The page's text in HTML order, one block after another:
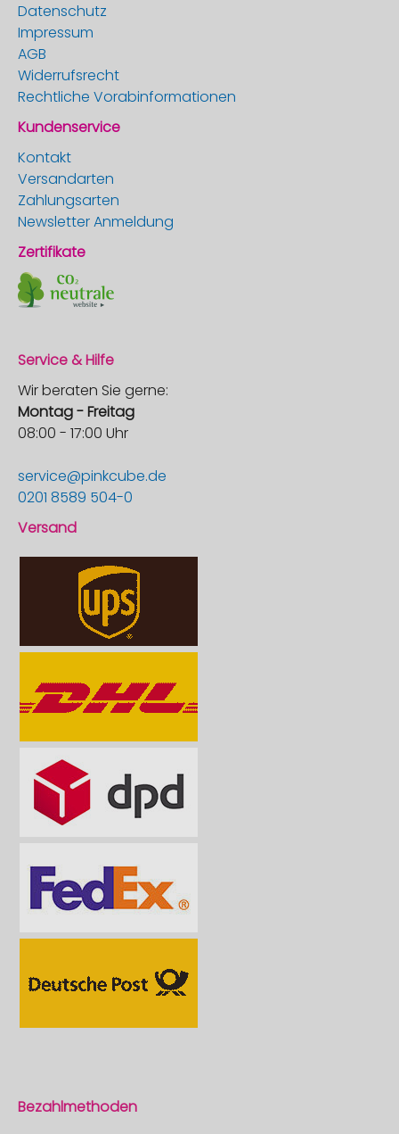
Datenschutz
Impressum
AGB
Widerrufsrecht
Rechtliche Vorabinformationen
Kundenservice
Kontakt
Versandarten
Zahlungsarten
Newsletter Anmeldung
Zertifikate
Service & Hilfe
Wir beraten Sie gerne:
Montag - Freitag
08:00 - 17:00 Uhr
service@pinkcube.de
0201 8589 504-0
Versand
Bezahlmethoden